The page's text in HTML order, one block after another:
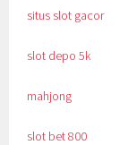
situs slot gacor
slot depo 5k
mahjong
slot bet 800